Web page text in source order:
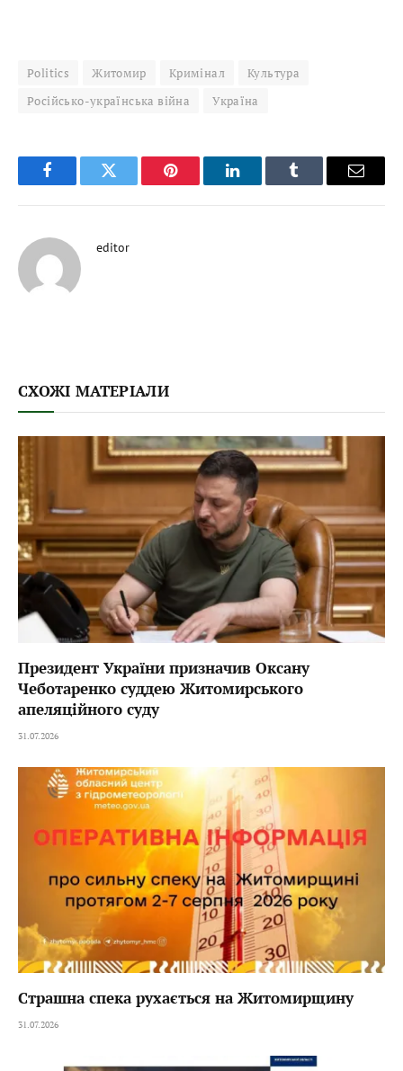
Politics Житомир Кримінал
Культура
Російсько-українська війна
Україна
FacebookTwitter Pinterest LinkedInTumblr Email
editor
СХОЖІ МАТЕРІАЛИ
Президент України призначив Оксану
Чеботаренко суддею Житомирського
апеляційного суду
31.07.2026
Страшна спека рухається на Житомирщину
31.07.2026